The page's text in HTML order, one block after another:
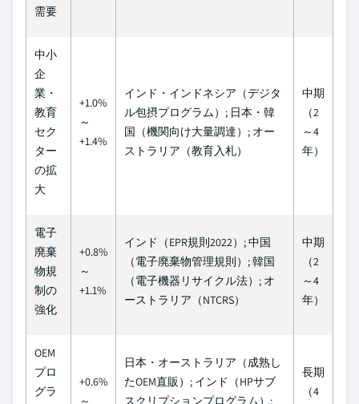
需要
中小
企
業・
教育
セク
ター
の拡
大
+1.0%
～
+1.4%
インド・インドネシア（デジタ
ル包摂プログラム）; 日本・韓
国（機関向け大量調達）; オー
ストラリア（教育入札）
中期
（2
～4
年）
電子
廃棄
物規
制の
強化
+0.8%
～
+1.1%
インド（EPR規則2022）; 中国
（電子廃棄物管理規則）; 韓国
（電子機器リサイクル法）; オ
ーストラリア（NTCRS）
中期
（2
～4
年）
OEM
プロ
グラ
+0.6%
～
日本・オーストラリア（成熟し
たOEM直販）; インド（HPサブ
スクリプションプログラム）;
長期
（4